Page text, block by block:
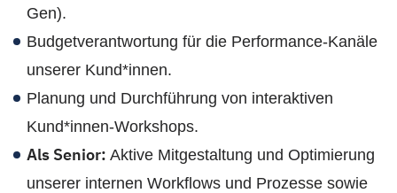
Gen).
Budgetverantwortung für die Performance-Kanäle
unserer Kund*innen.
Planung und Durchführung von interaktiven
Kund*innen-Workshops.
Als Senior: Aktive Mitgestaltung und Optimierung
unserer internen Workflows und Prozesse sowie